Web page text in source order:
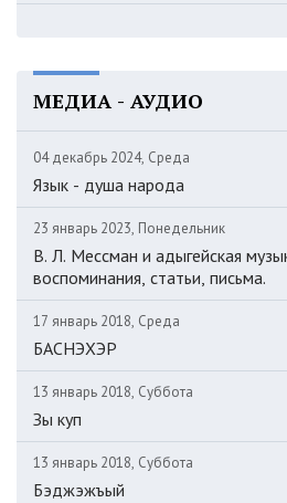
МЕДИА - АУДИО
04 декабрь 2024, Среда
Язык - душа народа
23 январь 2023, Понедельник
В. Л. Мессман и адыгейская
воспоминания, статьи, письма.
17 январь 2018, Среда
БАСНЭХЭР
13 январь 2018, Суббота
Зы куп
13 январь 2018, Суббота
Бэджэжъый